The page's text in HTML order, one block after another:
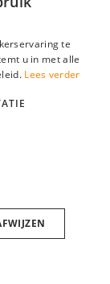
te
u in met alle
Lees verder